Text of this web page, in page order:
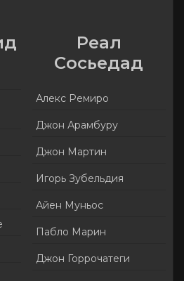
Реал
Сосьедад
Алекс Ремиро
Джон Арамбуру
Джон Мартин
Игорь Зубельдия
Айен Муньос
Пабло Марин
Джон Горрочатеги